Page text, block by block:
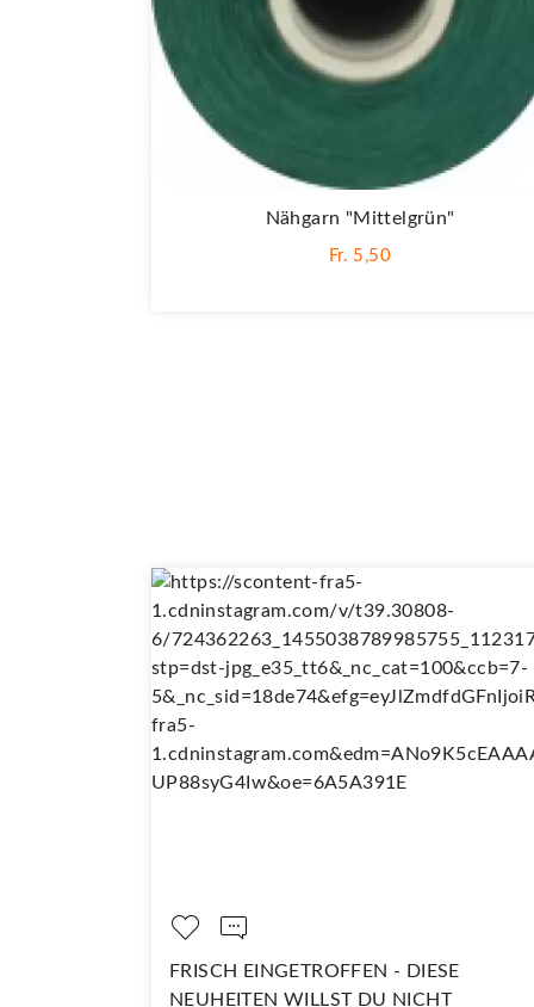
Nähgarn "mittelgrün"
Fr. 5,50
- DIESE
WILLST DU NICHT
DARAUF SIND